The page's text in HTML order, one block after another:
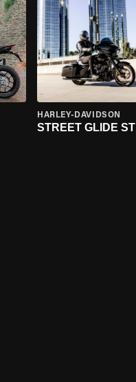
HARLEY-DAVIDSON
STREET GLIDE ST